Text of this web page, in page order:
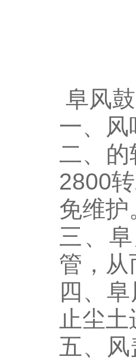
阜风
一、
二、
2800
免维
三、
管，
四、
止尘
五、